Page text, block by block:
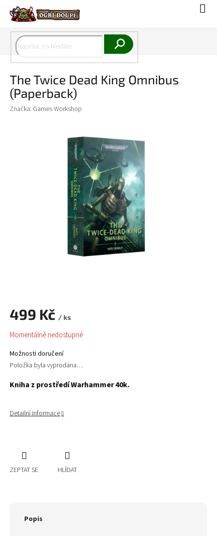
obsah
The Twice Dead King Omnibus
(Paperback)
Značka: Games Workshop
499 Kč / ks
Měrná
cena:
Momentálně nedostupné
Možnosti doručení
Položka byla vyprodána…
Kniha z prostředí Warhammer 40k.
Detailní informace
ZEPTAT SE HLÍDAT
Popis